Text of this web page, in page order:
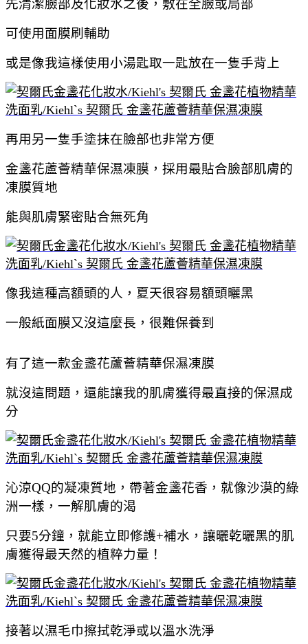
先清潔臉部及化妝水之後，敷在全臉或局部
可使用面膜刷輔助
或是像我這樣使用小湯匙取一匙放在一隻手背上
再用另一隻手塗抹在臉部也非常方便
金盞花蘆薈精華保濕凍膜，採用最貼合臉部肌膚的
凍膜質地
能與肌膚緊密貼合無死角
像我這種高額頭的人，夏天很容易額頭曬黑
一般紙面膜又沒這麼長，很難保養到
有了這一款金盞花蘆薈精華保濕凍膜
就沒這問題，還能讓我的肌膚獲得最直接的保濕成
分
沁涼QQ的凝凍質地，帶著金盞花香，就像沙漠的綠
洲一樣，一解肌膚的渴
只要5分鐘，就能立即修護+補水，讓曬乾曬黑的肌
膚獲得最天然的植粹力量！
接著以濕毛巾擦拭乾淨或以溫水洗淨